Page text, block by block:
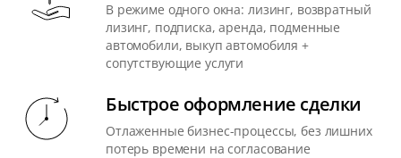
В режиме одного окна: лизинг, возвратный
лизинг, подписка, аренда, подменные
автомобили, выкуп автомобиля +
сопутствующие услуги
Быстрое оформление сделки
Отлаженные бизнес-процессы, без лишних
потерь времени на согласование